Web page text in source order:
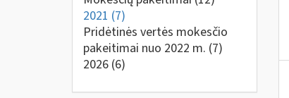
2021 (7)
Pridėtinės vertės mokesčio
pakeitimai nuo 2022 m. (7)
2026 (6)